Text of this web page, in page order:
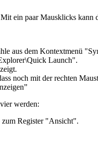
ein paar Mausklicks
aus dem Kontextmenü
Launch".
noch mit der rechten
werden:
Register "Ansicht".